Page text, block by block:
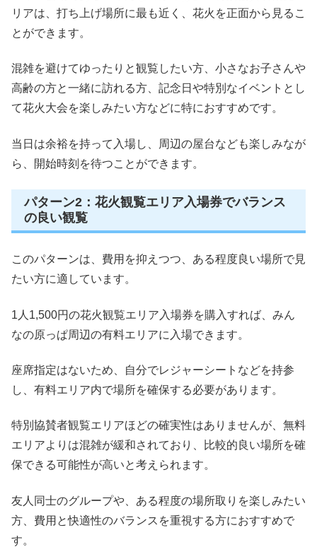
リアは、打ち上げ場所に最も近く、花火を正面から見るこ
とができます。
混雑を避けてゆったりと観覧したい方、小さなお子さんや
高齢の方と一緒に訪れる方、記念日や特別なイベントとし
て花火大会を楽しみたい方などに特におすすめです。
当日は余裕を持って入場し、周辺の屋台なども楽しみなが
ら、開始時刻を待つことができます。
パターン2：花火観覧エリア入場券でバランス
の良い観覧
このパターンは、費用を抑えつつ、ある程度良い場所で見
たい方に適しています。
1人1,500円の花火観覧エリア入場券を購入すれば、みん
なの原っぱ周辺の有料エリアに入場できます。
座席指定はないため、自分でレジャーシートなどを持参
し、有料エリア内で場所を確保する必要があります。
特別協賛者観覧エリアほどの確実性はありませんが、無料
エリアよりは混雑が緩和されており、比較的良い場所を確
保できる可能性が高いと考えられます。
友人同士のグループや、ある程度の場所取りを楽しみたい
方、費用と快適性のバランスを重視する方におすすめで
す。